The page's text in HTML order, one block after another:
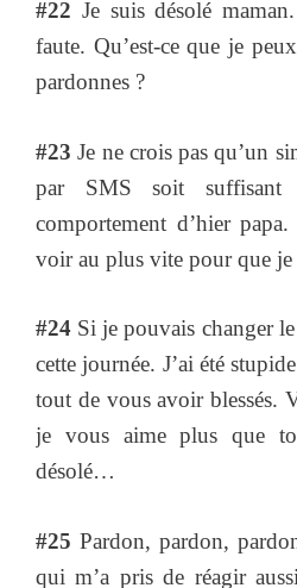
#22 Je suis désolé
faute. Qu’est-ce que je
pardonnes ?
#23Je ne crois pas qu’un
par SMS soit suffisant
comportement d’hier
voir au plus vite pour que je
#24 Si je pouvais changer
cette journée. J’ai été
tout de vous avoir blessés.
je vous aime plus que
désolé…
#25 Pardon, pardon,
qui m’a pris de réagir